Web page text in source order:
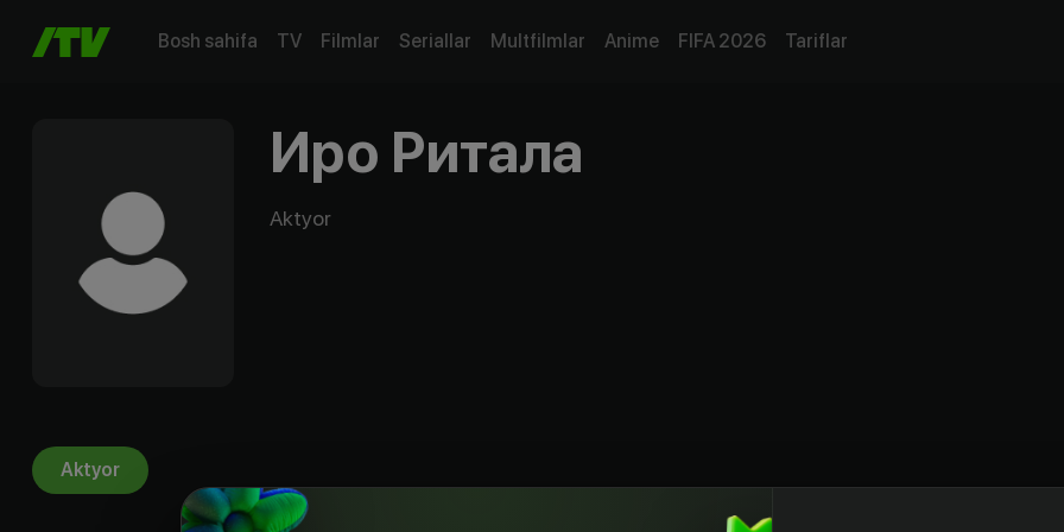
Bosh sahifa TV Filmlar Seriallar Multfilmlar Anime FIFA 2026 Tariflar
Иро Ритала
Aktyor
Aktyor